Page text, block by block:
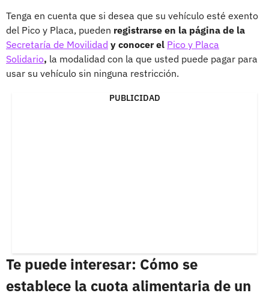
Tenga en cuenta que si desea que su vehículo esté exento
del Pico y Placa, pueden registrarse en la página de la
Secretaría de Movilidad y conocer el Pico y Placa
Solidario, la modalidad con la que usted puede pagar para
usar su vehículo sin ninguna restricción.
PUBLICIDAD
Te puede interesar: Cómo se
establece la cuota alimentaria de un